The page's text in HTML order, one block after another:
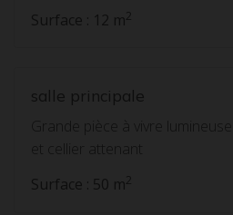
Surface : 12 m2
salle principale
Grande pièce à vivre
et cellier attenant
Surface : 50 m2